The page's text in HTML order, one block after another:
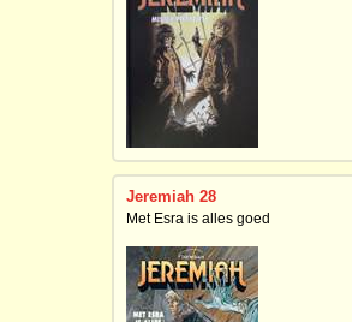
Jeremiah 28
Met Esra is alles goed